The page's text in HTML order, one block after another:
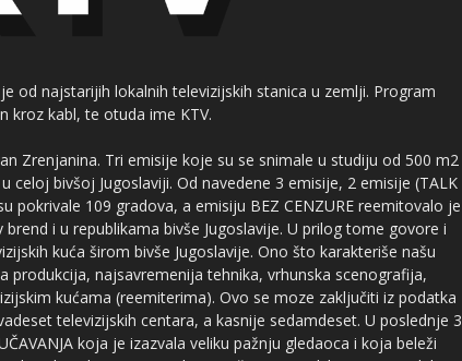
od najstarijih lokalnih televizijskih stanica u zemlji. Program
kroz kabl, te otuda ime KTV.
Zrenjanina. Tri emisije koje su se snimale u studiju od 500 m2
celoj bivšoj Jugoslaviji. Od navedene 3 emisije, 2 emisije (TALK
pokrivale 109 gradova, a emisiju BEZ CENZURE reemitovalo je
i u republikama bivše Jugoslavije. U prilog tome govore i
kuća širom bivše Jugoslavije. Ono što karakteriše našu
najsavremenija tehnika, vrhunska scenografija,
kućama (reemiterima). Ovo se moze zaključiti iz podatka
televizijskih centara, a kasnije sedamdeset. U poslednje 3
koja je izazvala veliku pažnju gledaoca i koja beleži